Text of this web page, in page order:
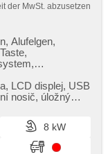
der MwSt. abzusetzen
Alufelgen,
LCD displej,​ USB
nosič,​ úložný
8 kW